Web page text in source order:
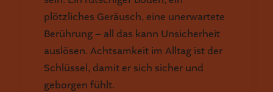
plötzliches Geräusch, eine unerwartete
Berührung – all das kann Unsicherheit
auslösen. Achtsamkeit im Alltag ist der
Schlüssel, damit er sich sicher und
geborgen fühlt.